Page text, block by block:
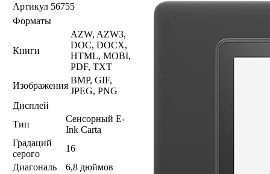
Артикул 56755
Форматы
Книги
AZW, AZW3,
DOC, DOCX,
HTML, MOBI,
PDF, TXT
Изображения
BMP, GIF,
JPEG, PNG
Дисплей
Тип
Сенсорный E-
Ink Carta
Градаций
серого
16
Диагональ
6,8 дюймов